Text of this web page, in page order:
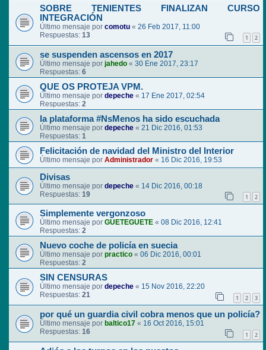
SOBRE TENIENTES FINALIZAN CURSO
INTEGRACIÓN
Último mensaje por comotu « 26 Feb 2017, 11:00
Respuestas: 13 1 2
se suspenden ascensos en 2017
Último mensaje por jahedo « 30 Ene 2017, 23:17
Respuestas: 6
QUE OS PROTEJA VPM.
Último mensaje por depeche « 17 Ene 2017, 02:54
Respuestas: 2
la plataforma #NsMenos ha sido escuchada
Último mensaje por depeche « 21 Dic 2016, 01:53
Respuestas: 1
Felicitación de navidad del Ministro del Interior
Último mensaje por Administrador « 16 Dic 2016, 19:53
Divisas
Último mensaje por depeche « 14 Dic 2016, 00:18
Respuestas: 19 1 2
Simplemente vergonzoso
Último mensaje por GUETEGUETE « 08 Dic 2016, 12:41
Respuestas: 2
Nuevo coche de policía en suecia
Último mensaje por practico « 06 Dic 2016, 00:01
Respuestas: 2
SIN CENSURAS
Último mensaje por depeche « 15 Nov 2016, 22:20
Respuestas: 21 1 2 3
por qué un guardia civil cobra menos que un policía?
Último mensaje por baltico17 « 16 Oct 2016, 15:01
Respuestas: 16 1 2